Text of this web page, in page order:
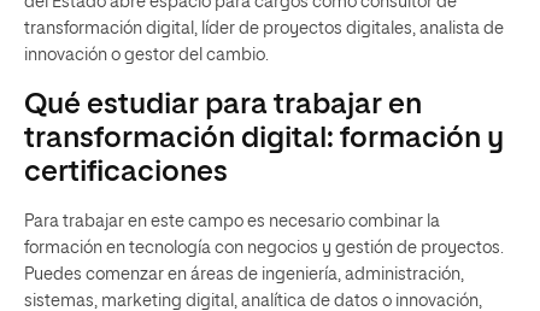
transformación digital, líder de proyectos digitales, analista de
innovación o gestor del cambio.
Qué estudiar para trabajar en
transformación digital: formación y
certificaciones
Para trabajar en este campo es necesario combinar la
formación en tecnología con negocios y gestión de proyectos.
Puedes comenzar en áreas de ingeniería, administración,
sistemas, marketing digital, analítica de datos o innovación,